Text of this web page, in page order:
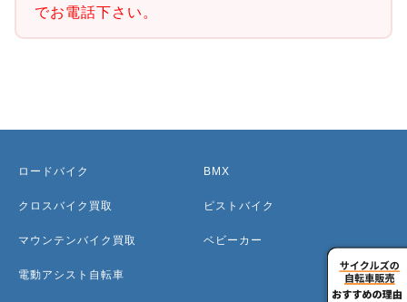
でお電話下さい。
ロードバイク
クロスバイク買取
マウンテンバイク買取
電動アシスト自転車
BMX
ピストバイク
ベビーカー